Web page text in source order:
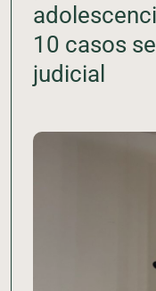
10 casos
judicial